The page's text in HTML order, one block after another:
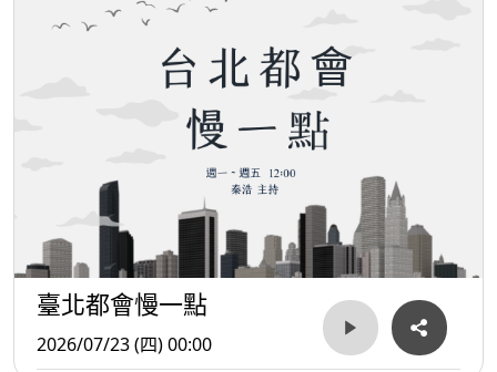
臺北都會慢一點
2026/07/23 (四) 00:00